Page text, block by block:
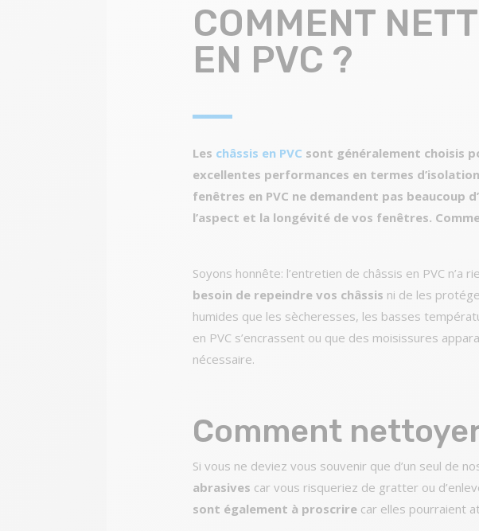
COMMENT
EN PVC ?
Les châssis en PVC sont généralement choisis
excellentes performances en termes
fenêtres en PVC ne demandent pas
l’aspect et la longévité de vos fenêtres.
Soyons honnête: l’entretien de châssis en PVC n’a
besoin de repeindre vos châssis ni de les
humides que les sècheresses, les basses
en PVC s’encrassent ou que des moisissures
nécessaire.
Comment
Si vous ne deviez vous souvenir que d’un seul de
abrasives car vous risqueriez de gratter ou
sont également à proscrirecar elles pourraient